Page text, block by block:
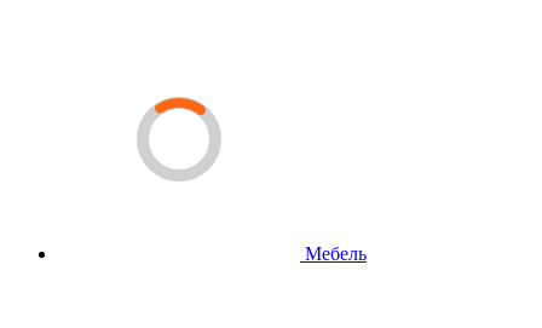
Мебель